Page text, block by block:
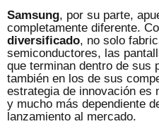
Samsung, por su parte,
completamente diferente.
diversificado, no solo
semiconductores, las
que terminan dentro de sus
también en los de sus
estrategia de innovación es
y mucho más dependiente
lanzamiento al mercado.